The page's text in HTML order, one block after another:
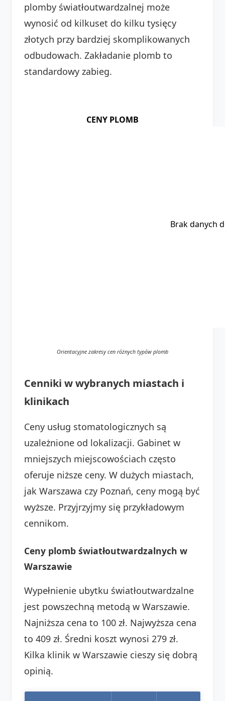
plomby światłoutwardzalnej może
wynosić od kilkuset do kilku tysięcy
złotych przy bardziej skomplikowanych
odbudowach. Zakładanie plomb to
standardowy zabieg.
CENY PLOMB
Brak danych
Orientacyjne zakresy cen różnych typów plomb
Cenniki w wybranych miastach i
klinikach
Ceny usług stomatologicznych są
uzależnione od lokalizacji. Gabinet w
mniejszych miejscowościach często
oferuje niższe ceny. W dużych miastach,
jak Warszawa czy Poznań, ceny mogą być
wyższe. Przyjrzyjmy się przykładowym
cennikom.
Ceny plomb światłoutwardzalnych w
Warszawie
Wypełnienie ubytku światłoutwardzalne
jest powszechną metodą w Warszawie.
Najniższa cena to 100 zł. Najwyższa cena
to 409 zł. Średni koszt wynosi 279 zł.
Kilka klinik w Warszawie cieszy się dobrą
opinią.